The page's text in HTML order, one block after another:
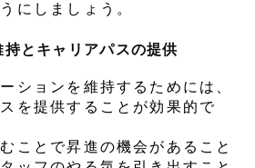
にしましょう。
とキャリアパスの提供
ションを維持するためには、
を提供することが効果的で
ことで昇進の機会があること